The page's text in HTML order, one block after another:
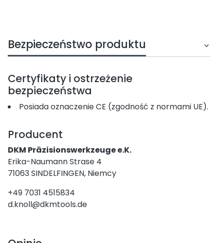
Bezpieczeństwo produktu
Certyfikaty i ostrzeżenie
bezpieczeństwa
Posiada oznaczenie CE (zgodność z normami UE).
Producent
DKM Präzisionswerkzeuge e.K.
Erika-Naumann Strase 4
71063 SINDELFINGEN, Niemcy
+49 7031 4515834
d.knoll@dkmtools.de